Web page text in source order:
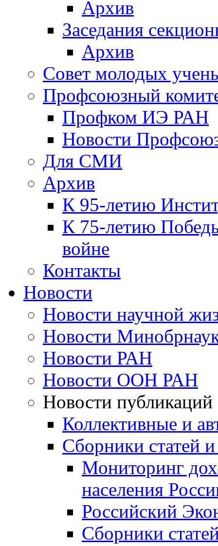
Архив
Заседания
Архив
Совет молодых
Профсоюзный
Профком ИЭ РАН
Новости
Для СМИ
Архив
К 95-летию
К 75-летию
войне
Контакты
Новости
Новости научной
Новости
Новости РАН
Новости ООН РАН
Новости публикаций
Коллективные и
Сборники статей
Мониторинг
населения
Российский
Сборники